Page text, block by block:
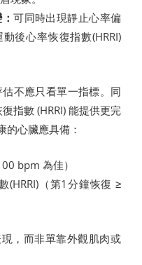
：可同時出現靜止心率偏
後心率恢復指數(HRRI)
不應只看單一指標。同
指數 (HRRI) 能提供更完
的心臟應具備：
bpm 為佳）
(HRRI)（第1分鐘恢復 ≥
，而非單靠外觀肌肉或